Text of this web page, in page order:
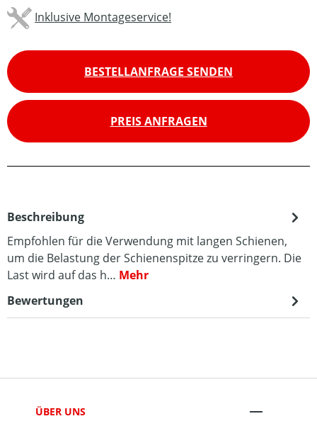
Inklusive Montageservice!
BESTELLANFRAGE SENDEN
PREIS ANFRAGEN
Beschreibung
Empfohlen für die Verwendung mit langen Schienen,
um die Belastung der Schienenspitze zu verringern. Die
Last wird auf das h… Mehr
Bewertungen
ÜBER UNS